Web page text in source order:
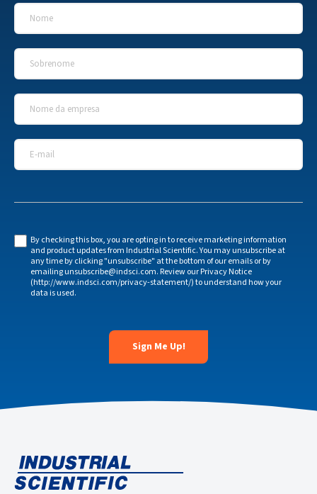
Nome
Sobrenome
Nome da empresa
E-mail
By checking this box, you are opting in to receive marketing information
and product updates from Industrial Scientific. You may unsubscribe at
any time by clicking "unsubscribe" at the bottom of our emails or by
emailing unsubscribe@indsci.com. Review our Privacy Notice
(http://www.indsci.com/privacy-statement/) to understand how your
data is used.